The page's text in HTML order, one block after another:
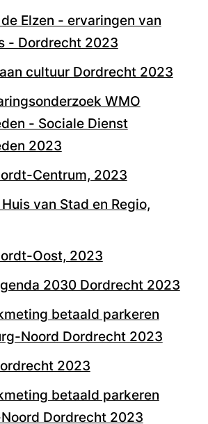
Elzen - ervaringen van
- Dordrecht 2023
cultuur Dordrecht 2023
WMO
- Sociale Dienst
2023
Centrum, 2023
van Stad en Regio,
Oost, 2023
2030 Dordrecht 2023
betaald parkeren
Noord Dordrecht 2023
2023
betaald parkeren
Dordrecht 2023